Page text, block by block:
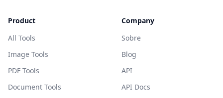
Product
All Tools
Image Tools
PDF Tools
Document Tools
Company
Sobre
Blog
API
API Docs